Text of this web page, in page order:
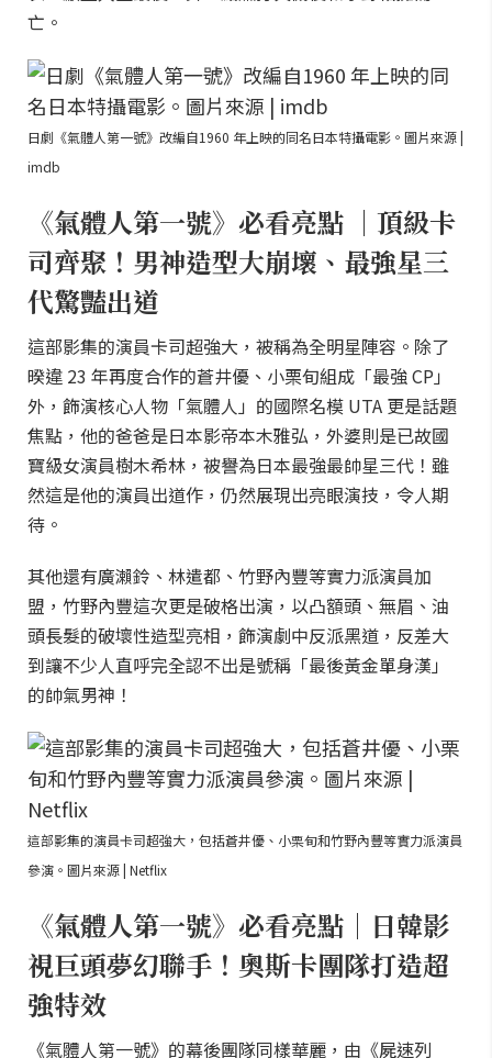
亡。
日劇《氣體人第一號》改編自1960 年上映的同名日本特攝電影。圖片來源 |
imdb
《氣體人第一號》必看亮點 ｜頂級卡
司齊聚！男神造型大崩壞、最強星三
代驚豔出道
這部影集的演員卡司超強大，被稱為全明星陣容。除了
暌違 23 年再度合作的蒼井優、小栗旬組成「最強 CP」
外，飾演核心人物「氣體人」的國際名模 UTA 更是話題
焦點，他的爸爸是日本影帝本木雅弘，外婆則是已故國
寶級女演員樹木希林，被譽為日本最強最帥星三代！雖
然這是他的演員出道作，仍然展現出亮眼演技，令人期
待。
其他還有廣瀨鈴、林遣都、竹野內豐等實力派演員加
盟，竹野內豐這次更是破格出演，以凸額頭、無眉、油
頭長髮的破壞性造型亮相，飾演劇中反派黑道，反差大
到讓不少人直呼完全認不出是號稱「最後黃金單身漢」
的帥氣男神！
這部影集的演員卡司超強大，包括蒼井優、小栗旬和竹野內豐等實力派演員
參演。圖片來源 | Netflix
《氣體人第一號》必看亮點｜日韓影
視巨頭夢幻聯手！奧斯卡團隊打造超
強特效
《氣體人第一號》的幕後團隊同樣華麗，由《屍速列